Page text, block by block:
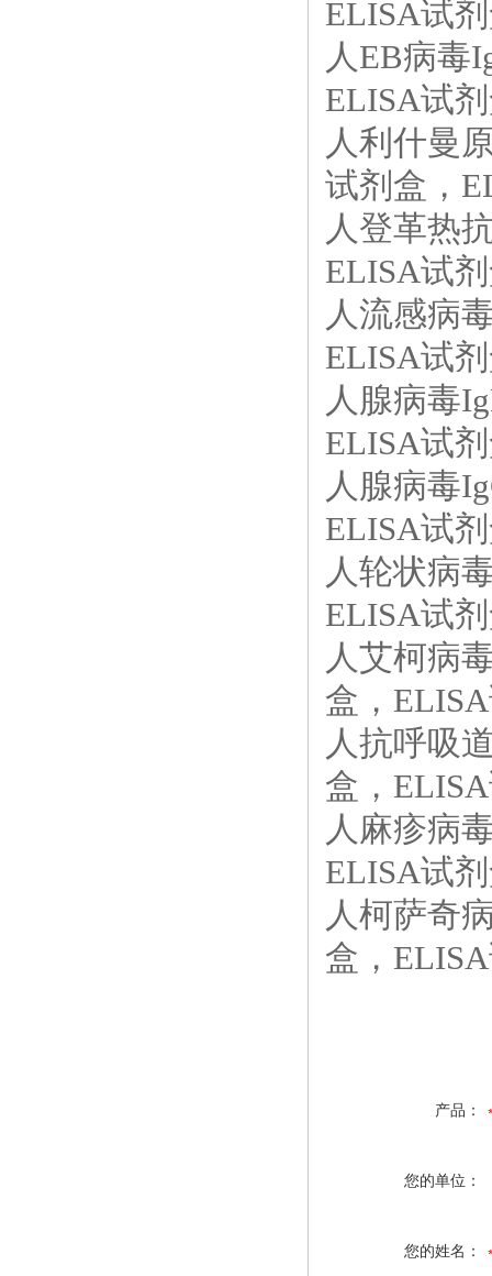
ELISA试
人EB病毒
ELISA试
人利什曼
试剂盒，
人登革热
ELISA试
人流感病
ELISA试
人腺病毒
ELISA试
人腺病毒
ELISA试
人轮状病
ELISA试
人艾柯病
盒，
人抗呼吸
盒，
人麻疹病
ELISA试
人柯萨奇
盒，
产品：
您的单位：
您的姓名：